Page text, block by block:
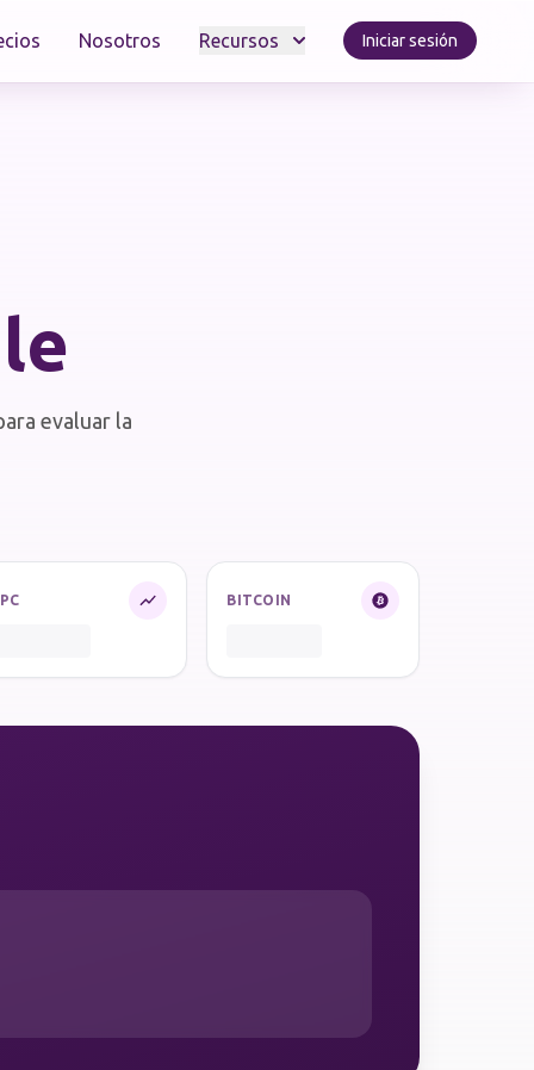
Nosotros Recursos Iniciar sesión
evaluar la
BITCOIN